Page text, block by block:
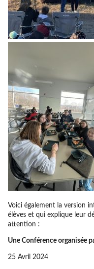
Voici également la version
élèves et qui explique leur
attention :
Une Conférence organisée
25 Avril 2024